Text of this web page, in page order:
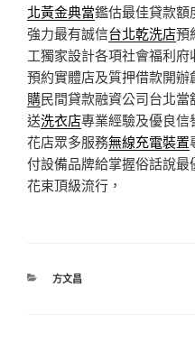
北黃金典當鑑估最佳貸款額
強力最有誠信台北乾洗店預
工獨家設計各項社會福利府
預約實體店及質押借款開辦
購民間貸款融資公司台北
送洗衣店專業經驗及優良信
花店眾多服務無線充電裝置
付設備品牌給掌握俗話說最
花束頂級流行，
分
方文昌